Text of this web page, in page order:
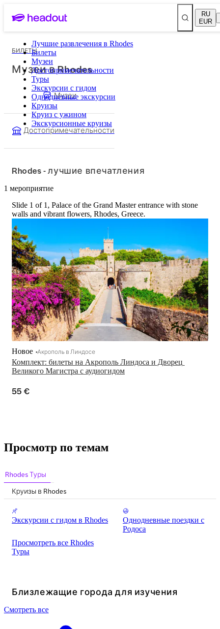
RU
EUR
Лучшие развлечения в Rhodes
Билеты
Музеи
Достопримечательности
Туры
Экскурсии с гидом
Однодневные экскурсии
Круизы
Круиз с ужином
Экскурсионные круизы
БИЛЕТЫ
Музеи в Rhodes
Музеи
Достопримечательности
Rhodes - лучшие впечатления
1 мероприятие
Slide 1 of 1, Palace of the Grand Master entrance with stone
walls and vibrant flowers, Rhodes, Greece.
Комплект: билеты на Акрополь Линдоса и Дворец
Великого Магистра с аудиогидом
Новое Акрополь в Линдосе
55 €
Просмотр по темам
Rhodes Туры
Круизы в Rhodes
Экскурсии с гидом в Rhodes
Однодневные поездки с
Родоса
Просмотреть все Rhodes
Туры
Близлежащие города для изучения
Смотреть все